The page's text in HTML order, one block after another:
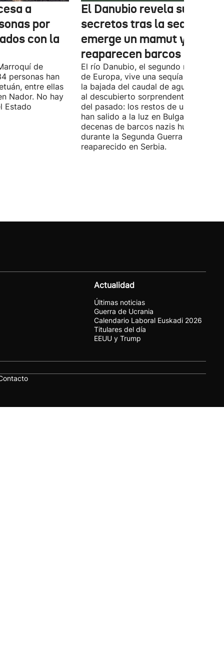
a
por
con la
de
personas han
entre ellas
Nador. No hay
Estado
El Danubio revela sus
secretos tras la sequía:
emerge un mamut y
reaparecen barcos nazis
El río Danubio, el segundo más largo
de Europa, vive una sequía histórica
la bajada del caudal de agua ha
al descubierto sorprendentes
del pasado: los restos de un mamut
han salido a la luz en Bulgaria y
decenas de barcos nazis hundidos
durante la Segunda Guerra Mundial
reaparecido en Serbia.
Actualidad
Últimas noticias
Guerra de Ucrania
Calendario Laboral Euskadi 2026
Titulares del día
EEUU y Trump